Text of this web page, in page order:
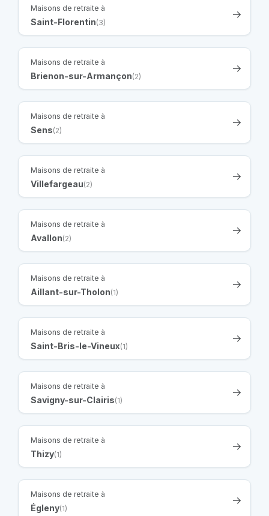
Maisons de retraite à
Saint-Florentin(3)
Maisons de retraite à
Brienon-sur-Armançon(2)
Maisons de retraite à
Sens(2)
Maisons de retraite à
Villefargeau(2)
Maisons de retraite à
Avallon(2)
Maisons de retraite à
Aillant-sur-Tholon(1)
Maisons de retraite à
Saint-Bris-le-Vineux(1)
Maisons de retraite à
Savigny-sur-Clairis(1)
Maisons de retraite à
Thizy(1)
Maisons de retraite à
Égleny(1)